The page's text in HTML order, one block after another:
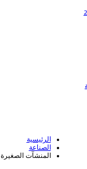
الرئيسية
الصناعة
المنشآت الصغيرة